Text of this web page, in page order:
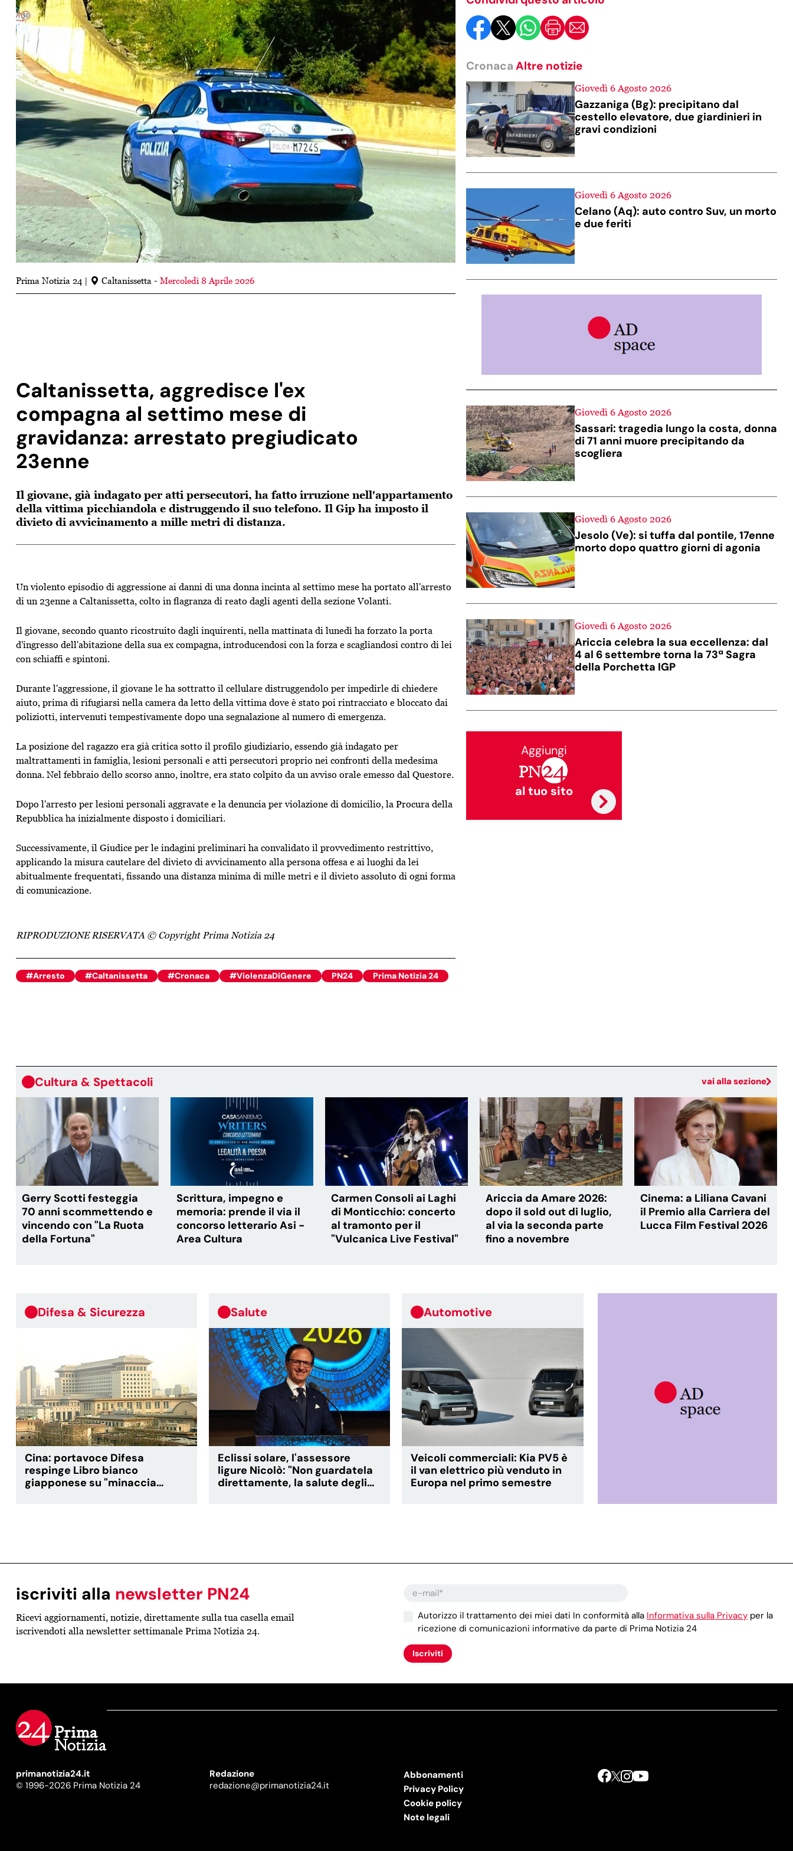
Prima Notizia 24 Caltanissetta - Mercoledì 8 Aprile 2026
Caltanissetta, aggredisce l'ex
compagna al settimo mese di
gravidanza: arrestato pregiudicato
23enne
Il giovane, già indagato per atti persecutori, ha fatto irruzione nell'appartamento
della vittima picchiandola e distruggendo il suo telefono. Il Gip ha imposto il
divieto di avvicinamento a mille metri di distanza.
Un violento episodio di aggressione ai danni di una donna incinta al settimo mese ha portato all'arresto
di un 23enne a Caltanissetta, colto in flagranza di reato dagli agenti della sezione Volanti.
Il giovane, secondo quanto ricostruito dagli inquirenti, nella mattinata di lunedì ha forzato la porta
d'ingresso dell'abitazione della sua ex compagna, introducendosi con la forza e scagliandosi contro di lei
con schiaffi e spintoni.
Durante l'aggressione, il giovane le ha sottratto il cellulare distruggendolo per impedirle di chiedere
aiuto, prima di rifugiarsi nella camera da letto della vittima dove è stato poi rintracciato e bloccato dai
poliziotti, intervenuti tempestivamente dopo una segnalazione al numero di emergenza.
La posizione del ragazzo era già critica sotto il profilo giudiziario, essendo già indagato per
maltrattamenti in famiglia, lesioni personali e atti persecutori proprio nei confronti della medesima
donna. Nel febbraio dello scorso anno, inoltre, era stato colpito da un avviso orale emesso dal Questore.
Dopo l'arresto per lesioni personali aggravate e la denuncia per violazione di domicilio, la Procura della
Repubblica ha inizialmente disposto i domiciliari.
Successivamente, il Giudice per le indagini preliminari ha convalidato il provvedimento restrittivo,
applicando la misura cautelare del divieto di avvicinamento alla persona offesa e ai luoghi da lei
abitualmente frequentati, fissando una distanza minima di mille metri e il divieto assoluto di ogni forma
di comunicazione.
RIPRODUZIONE RISERVATA © Copyright Prima Notizia 24
#Arresto #Caltanissetta #Cronaca #ViolenzaDiGenere PN24 Prima Notizia 24
Cronaca Altre notizie
Giovedì 6 Agosto 2026
Gazzaniga (Bg): precipitano dal
cestello elevatore, due giardinieri in
gravi condizioni
Giovedì 6 Agosto 2026
Celano (Aq): auto contro Suv, un morto
e due feriti
Giovedì 6 Agosto 2026
Sassari: tragedia lungo la costa, donna
di 71 anni muore precipitando da
scogliera
Giovedì 6 Agosto 2026
Jesolo (Ve): si tuffa dal pontile, 17enne
morto dopo quattro giorni di agonia
Giovedì 6 Agosto 2026
Ariccia celebra la sua eccellenza: dal
4 al 6 settembre torna la 73ª Sagra
della Porchetta IGP
Aggiungi
al tuo sito
Cultura & Spettacoli vai alla sezione
Gerry Scotti festeggia
70 anni scommettendo e
vincendo con "La Ruota
della Fortuna"
Scrittura, impegno e
memoria: prende il via il
concorso letterario Asi -
Area Cultura
Carmen Consoli ai Laghi
di Monticchio: concerto
al tramonto per il
"Vulcanica Live Festival"
Ariccia da Amare 2026:
dopo il sold out di luglio,
al via la seconda parte
fino a novembre
Cinema: a Liliana Cavani
il Premio alla Carriera del
Lucca Film Festival 2026
Difesa & Sicurezza
Cina: portavoce Difesa
respinge Libro bianco
giapponese su "minaccia
Salute
Eclissi solare, l'assessore
ligure Nicolò: "Non guardatela
direttamente, la salute degli
Automotive
Veicoli commerciali: Kia PV5 è
il van elettrico più venduto in
Europa nel primo semestre
iscriviti alla newsletter PN24
Ricevi aggiornamenti, notizie, direttamente sulla tua casella email
iscrivendoti alla newsletter settimanale Prima Notizia 24.
Autorizzo il trattamento dei miei dati In conformità alla Informativa sulla Privacyper la
ricezione di comunicazioni informative da parte di Prima Notizia 24
Iscriviti
primanotizia24.it
© 1996-2026 Prima Notizia 24
Redazione
redazione@primanotizia24.it
Abbonamenti
Privacy Policy
Cookie policy
Note legali